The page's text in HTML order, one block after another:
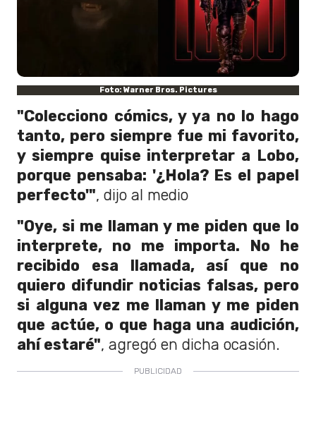
Foto: Warner Bros. Pictures
"Colecciono cómics, y ya no lo hago
tanto, pero siempre fue mi favorito,
y siempre quise interpretar a Lobo,
porque pensaba: '¿Hola? Es el papel
perfecto'", dijo al medio
"Oye, si me llaman y me piden que lo
interprete, no me importa. No he
recibido esa llamada, así que no
quiero difundir noticias falsas, pero
si alguna vez me llaman y me piden
que actúe, o que haga una audición,
ahí estaré", agregó en dicha ocasión.